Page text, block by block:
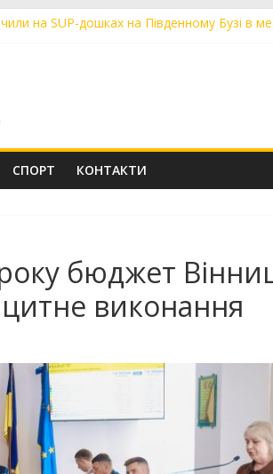
на SUP-дошках на Південному Бузі в
6 серпня тимчасово немає води та
склали НМТ на 200 балів із двох
СПОРТ КОНТАКТИ
бюджет
виконання